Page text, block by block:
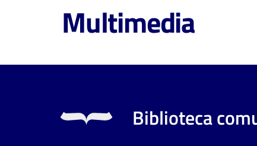
Multimedia
Biblioteca